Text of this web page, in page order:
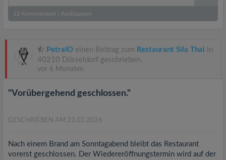
12 Kommentare Ausklappen
PetraIO einen Beitrag zum Restaurant Sila Thai in
40210 Düsseldorf geschrieben.
vor 6 Monaten
"Vorübergehend geschlossen."
GESCHRIEBEN AM 23.02.2026
Nach einem Brand am Sonntagabend bleibt das Restaurant
vorerst geschlossen. Der Wiedereröffnungstermin wird auf der